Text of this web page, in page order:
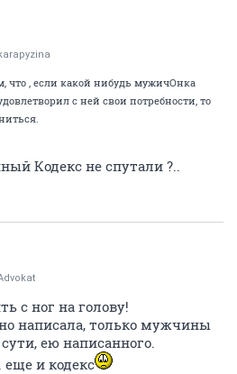
что , если какой нибудь мужичОнка
с ней свои потребности, то
Кодекс не спутали ?..
с ног на голову!
написала, только мужчины
ею написанного.
и кодекс